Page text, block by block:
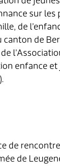
sur
de
canton de
enfance
de
de
de
&
et des